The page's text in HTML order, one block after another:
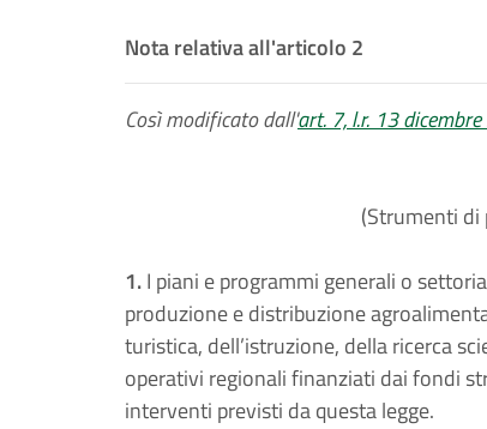
Nota relativa all'articolo 2
Così modificato dall'art. 7, l.r. 13
(Strumenti
1.I piani e programmi generali o
produzione e distribuzione
turistica, dell’istruzione, della ricerca
operativi regionali finanziati dai fondi
interventi previsti da questa legge.